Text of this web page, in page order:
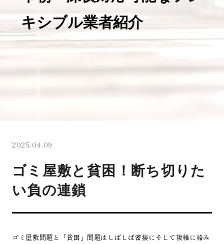
キシブル業者紹介
2025.04.09
ゴミ屋敷と貧困！断ち切りた
い負の連鎖
ゴミ屋敷問題と「貧困」問題はしばしば密接にそして複雑に絡み